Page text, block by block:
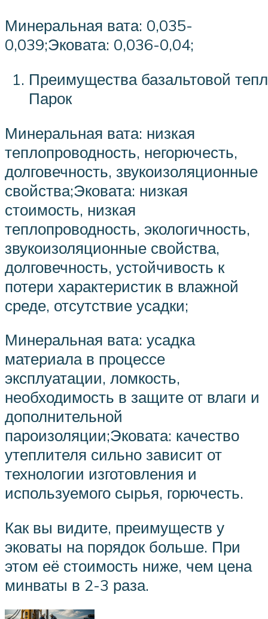
Минеральная вата: 0,035-
0,039;Эковата: 0,036-0,04;
Преимущества базальтовой
Парок
Минеральная вата: низкая
теплопроводность, негорючесть,
долговечность, звукоизоляционные
свойства;Эковата: низкая
стоимость, низкая
теплопроводность, экологичность,
звукоизоляционные свойства,
долговечность, устойчивость к
потери характеристик в влажной
среде, отсутствие усадки;
Минеральная вата: усадка
материала в процессе
эксплуатации, ломкость,
необходимость в защите от влаги и
дополнительной
пароизоляции;Эковата: качество
утеплителя сильно зависит от
технологии изготовления и
используемого сырья, горючесть.
Как вы видите, преимуществ у
эковаты на порядок больше. При
этом её стоимость ниже, чем цена
минваты в 2-3 раза.